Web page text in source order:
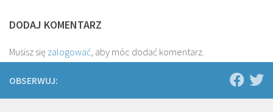
DODAJ KOMENTARZ
Musisz się zalogować, aby móc dodać komentarz.
OBSERWUJ: